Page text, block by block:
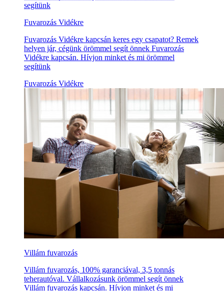
segítünk
Fuvarozás Vidékre
Fuvarozás Vidékre kapcsán keres egy csapatot? Remek
helyen jár, cégünk örömmel segít önnek Fuvarozás
Vidékre kapcsán. Hívjon minket és mi örömmel
segítünk
Fuvarozás Vidékre
Villám fuvarozás
Villám fuvarozás, 100% garanciával, 3,5 tonnás
teherautóval. Vállalkozásunk örömmel segít önnek
Villám fuvarozás kapcsán. Hívjon minket és mi